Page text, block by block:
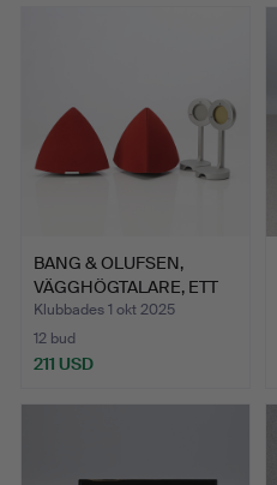
BANG & OLUFSEN,
VÄGGHÖGTALARE, ETT
PAR. Be…
Klubbades 1 okt 2025
12 bud
211 USD